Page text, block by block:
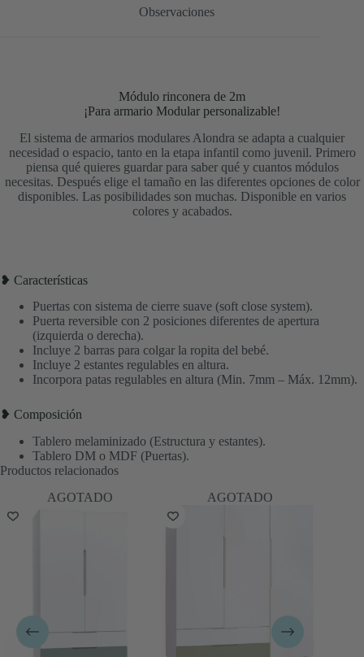
Observaciones
Módulo rinconera de 2m
¡Para armario Modular personalizable!
El sistema de armarios modulares Alondra se adapta a cualquier
necesidad o espacio, tanto en la etapa infantil como juvenil. Primero
piensa qué quieres guardar para saber qué y cuantos módulos
necesitas. Después elige el tamaño en las diferentes opciones de color
disponibles. Las posibilidades son muchas. Disponible en varios
colores y acabados.
❥ Características
Puertas con sistema de cierre suave (soft close system).
Puerta reversible con 2 posiciones diferentes de apertura
(izquierda o derecha).
Incluye 2 barras para colgar la ropita del bebé.
Incluye 2 estantes regulables en altura.
Incorpora patas regulables en altura (Min. 7mm – Máx. 12mm).
❥ Composición
Tablero melaminizado (Estructura y estantes).
Tablero DM o MDF (Puertas).
Productos relacionados
AGOTADO